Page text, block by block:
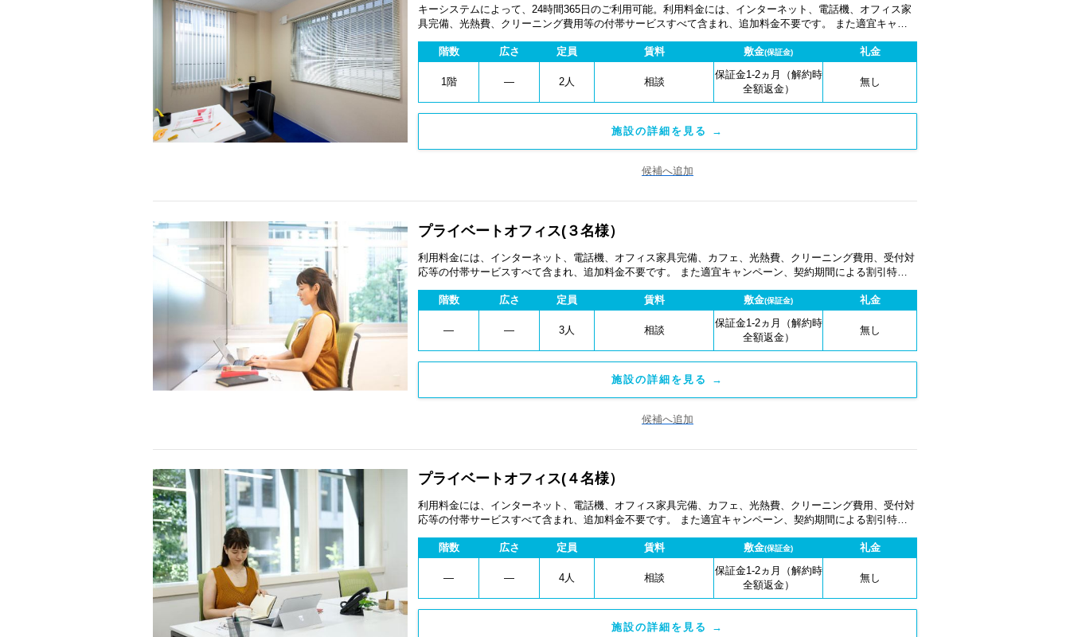
キーシステムによって、24時間365日のご利用可能。利用料金には、インターネット、電話機、オフィス家
具完備、光熱費、クリーニング費用等の付帯サービスすべて含まれ、追加料金不要です。 また適宜キャン
階数
広さ 定員 賃料 敷金(保証金) 礼金
1階 ― 2人 相談
保証金1-2ヵ月（解約時
全額返金）
無し
施設の詳細を見る →
候補へ追加
プライベートオフィス(３名様）
利用料金には、インターネット、電話機、オフィス家具完備、カフェ、光熱費、クリーニング費用、受付対
応等の付帯サービスすべて含まれ、追加料金不要です。 また適宜キャンペーン、契約期間による割引特典
階数
広さ 定員 賃料 敷金(保証金) 礼金
― ― 3人 相談
保証金1-2ヵ月（解約時
全額返金）
無し
施設の詳細を見る →
候補へ追加
プライベートオフィス(４名様）
利用料金には、インターネット、電話機、オフィス家具完備、カフェ、光熱費、クリーニング費用、受付対
応等の付帯サービスすべて含まれ、追加料金不要です。 また適宜キャンペーン、契約期間による割引特典
階数
広さ 定員 賃料 敷金(保証金) 礼金
― ― 4人 相談
保証金1-2ヵ月（解約時
全額返金）
無し
施設の詳細を見る →